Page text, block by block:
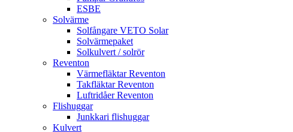
ESBE
Solvärme
Solfångare VETO Solar
Solvärmepaket
Solkulvert / solrör
Reventon
Värmefläktar Reventon
Takfläktar Reventon
Luftridåer Reventon
Flishuggar
Junkkari flishuggar
Kulvert